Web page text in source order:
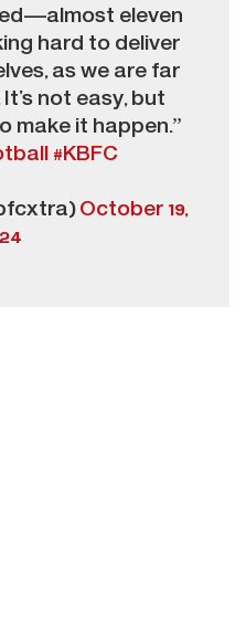
eleven
hard to deliver
as we are far
not easy, but
make it happen.”
#KBFC
October 19,